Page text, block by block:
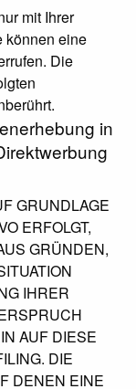
mit Ihrer
können eine
Die
in
GRUNDLAGE
ERFOLGT,
GRÜNDEN,
IHRER
AUF DIESE
DIE
DENEN EINE